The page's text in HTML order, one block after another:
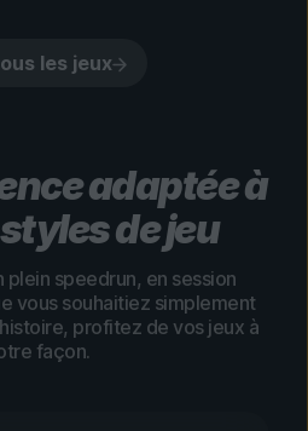
les jeux
adaptée à
de jeu
plein speedrun, en session
vous souhaitiez simplement
profitez de vos jeux à
façon.